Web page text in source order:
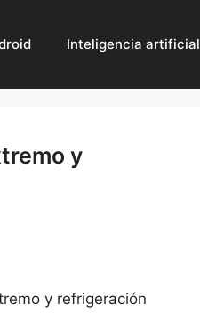
Inteligencia artificial
y
y refrigeración